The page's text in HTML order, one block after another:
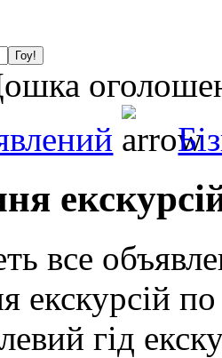
все
екскурсій
гід